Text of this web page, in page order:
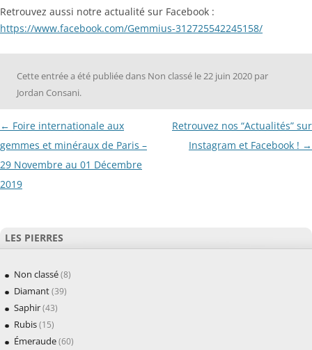
Retrouvez aussi notre actualité sur Facebook :
https://www.facebook.com/Gemmius-312725542245158/
Cette entrée a été publiée dans Non classé le22 juin 2020 par
Jordan Consani.
Navigation
des
articles
← Foire internationale aux
gemmes et minéraux de Paris –
29 Novembre au 01 Décembre
2019
Retrouvez nos “Actualités” sur
Instagram et Facebook ! →
LES PIERRES
Non classé(8)
Diamant(39)
Saphir(43)
Rubis(15)
Émeraude(60)